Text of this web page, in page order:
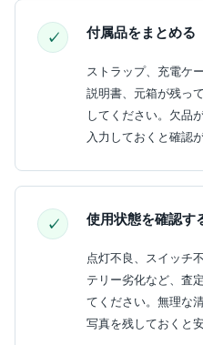
付属品をまとめる
ストラップ、充電ケ
説明書、元箱が残っ
してください。欠品
入力しておくと確認
使用状態を確認す
点灯不良、スイッチ
テリー劣化など、査
てください。無理な
写真を残しておくと安